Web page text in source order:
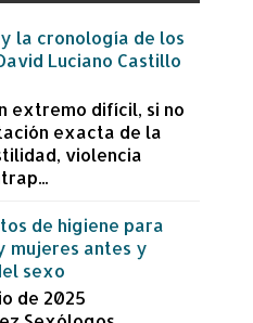
la cronología de los
Luciano Castillo
extremo difícil, si no
exacta de la
violencia
de higiene para
mujeres antes y
sexo
de 2025